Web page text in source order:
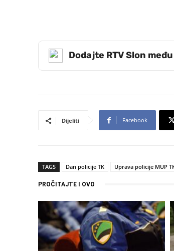
Dodajte RTV Slon
Dijeliti Facebook
TAGS Dan policije TK Uprava policije MUP
PROČITAJTE I OVO